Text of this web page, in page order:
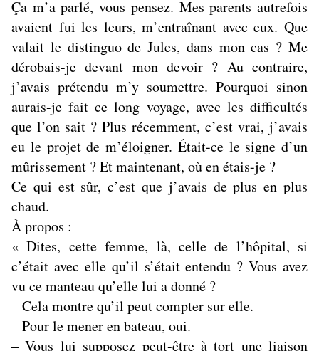
Ça m’a parlé, vous pensez. Mes parents autrefois
avaient fui les leurs, m’entraînant avec eux. Que
valait le distinguo de Jules, dans mon cas ? Me
dérobais-je devant mon devoir ? Au contraire,
j’avais prétendu m’y soumettre. Pourquoi sinon
aurais-je fait ce long voyage, avec les difficultés
que l’on sait ? Plus récemment, c’est vrai, j’avais
eu le projet de m’éloigner. Était-ce le signe d’un
mûrissement ? Et maintenant, où en étais-je ?
Ce qui est sûr, c’est que j’avais de plus en plus
chaud.
À propos :
« Dites, cette femme, là, celle de l’hôpital, si
c’était avec elle qu’il s’était entendu ? Vous avez
vu ce manteau qu’elle lui a donné ?
– Cela montre qu’il peut compter sur elle.
– Pour le mener en bateau, oui.
– Vous lui supposez peut-être à tort une liaison